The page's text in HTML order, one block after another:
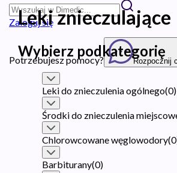
Zaloguj się
Potrzebujesz pomocy? Rozpocznij
Leki znieczulające
Wybierz podkategorię
Leki do znieczulenia ogólnego(0)
Środki do znieczulenia
Chlorowcowane węglowodory(0
Barbiturany(0)